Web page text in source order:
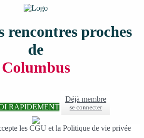
rencontres proches
de
Columbus
RAPIDEMENT
Déjà membre
se connecter
les CGU et la Politique de vie privée